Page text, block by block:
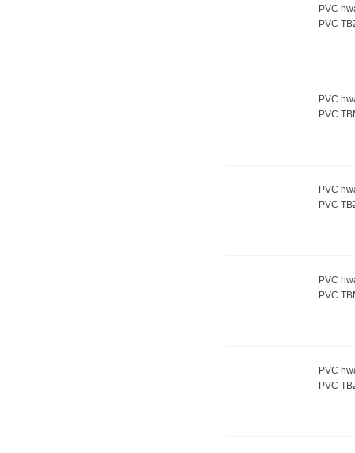
PVC
PVC
PVC
PVC
PVC
PVC
PVC
PVC
PVC
PVC